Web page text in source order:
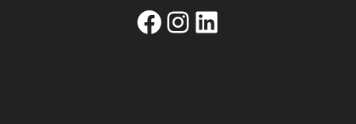
Facebook
Instagram
Linkedin